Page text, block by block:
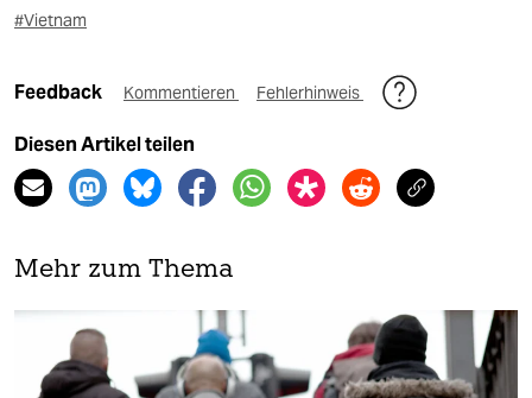
#Vietnam
Feedback Kommentieren Fehlerhinweis
Diesen Artikel teilen
Mehr zum Thema